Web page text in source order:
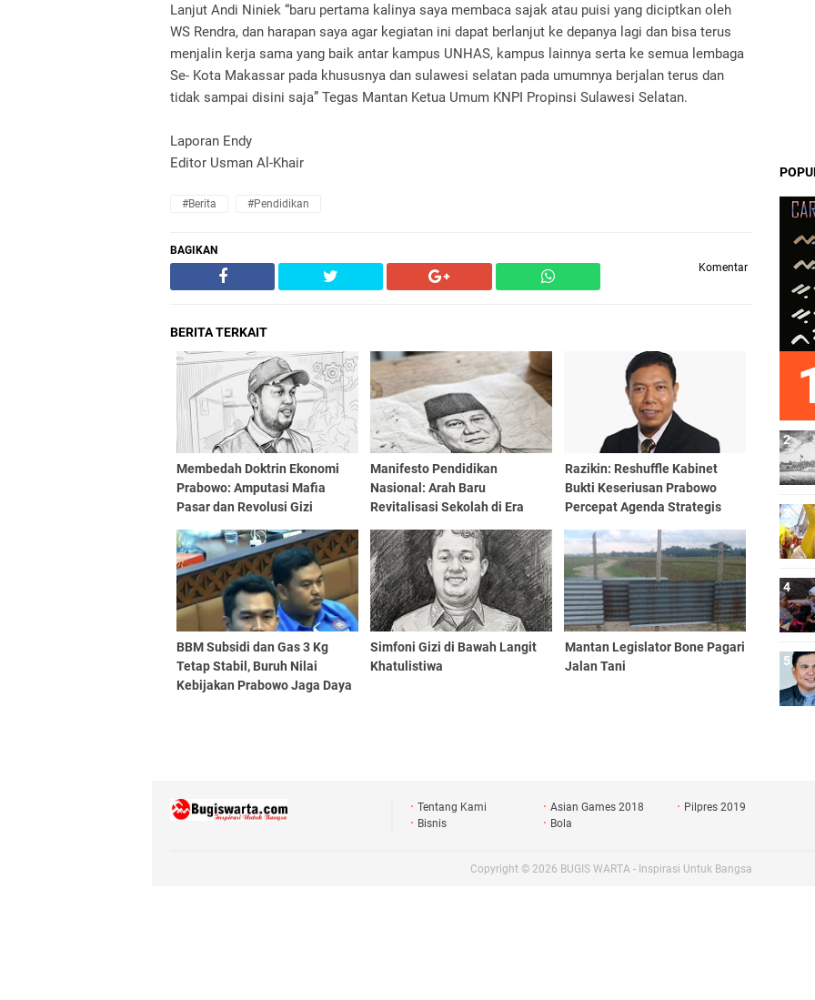
‎Lanjut Andi Niniek “baru pertama kalinya saya membaca sajak atau puisi yang diciptkan oleh
WS Rendra, dan harapan saya agar kegiatan ini dapat berlanjut ke depanya lagi dan bisa terus
menjalin kerja sama yang baik antar kampus UNHAS, kampus lainnya serta ke semua lembaga
Se- Kota Makassar pada khususnya dan sulawesi selatan pada umumnya berjalan terus dan
tidak sampai disini saja” Tegas Mantan Ketua Umum KNPI Propinsi Sulawesi Selatan.
Laporan Endy
Editor Usman Al-Khair
#Berita #Pendidikan
BAGIKAN
Komentar
BERITA TERKAIT
Membedah Doktrin Ekonomi
Prabowo: Amputasi Mafia
Pasar dan Revolusi Gizi
Manifesto Pendidikan
Nasional: Arah Baru
Revitalisasi Sekolah di Era
Razikin: Reshuffle Kabinet
Bukti Keseriusan Prabowo
Percepat Agenda Strategis
BBM Subsidi dan Gas 3 Kg
Tetap Stabil, Buruh Nilai
Kebijakan Prabowo Jaga Daya
​Simfoni Gizi di Bawah Langit
Khatulistiwa
Mantan Legislator Bone Pagari
Jalan Tani
Tentang Kami Asian Games 2018
Pilpres 2019
Bisnis
Bola
Copyright © 2026 BUGIS WARTA - Inspirasi Untuk Bangsa